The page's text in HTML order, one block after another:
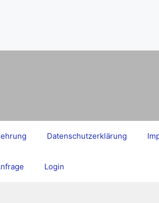
Datenschutzerklärung
Login